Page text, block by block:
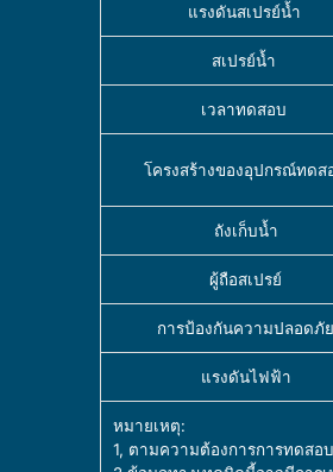
แรงดันสเปรย์น้ำ
สเปรย์น้ำ
เวลาทดสอบ
โครงสร้างของอุปกรณ์ทดส
ถังเก็บน้ำ
ผู้ถือสเปรย์
การป้องกันความปลอดภัย
แรงดันไฟฟ้า
หมายเหตุ:
1, ตามความต้องการการทดสอ